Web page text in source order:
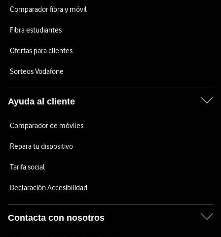
Comparador fibra y móvil
Fibra estudiantes
Ofertas para clientes
Sorteos Vodafone
Ayuda al cliente
Comparador de móviles
Repara tu dispositivo
Tarifa social
Declaración Accesibilidad
Contacta con nosotros